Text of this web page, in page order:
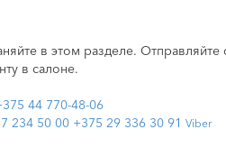
в этом разделе. Отправляйте
в салоне.
44 770-48-06
234 50 00 +375 29 336 30 91 Viber